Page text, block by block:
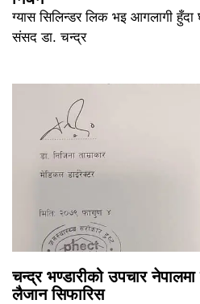
ग्यास सिलिन्डर लिक भइ आगलागी
संसद डा. चन्द्र
चन्द्र भण्डारीको उपचार
लैजान सिफारिस